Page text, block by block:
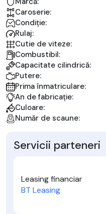
Caroserie:
Condiție:
Rulaj:
Cutie de viteze:
Combustibil:
Capacitate cilindrică:
Putere:
Prima înmatriculare:
An de fabricație:
Culoare:
Număr de scaune:
Servicii parteneri
Leasing financiar
BT Leasing